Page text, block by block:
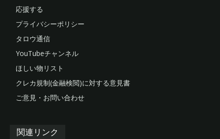
応援する
プライバシーポリシー
タロウ通信
YouTubeチャンネル
ほしい物リスト
クレカ規制(金融検閲)に対する意見書
ご意見・お問い合わせ
関連リンク